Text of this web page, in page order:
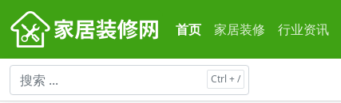
首页 家居装修 行业资讯